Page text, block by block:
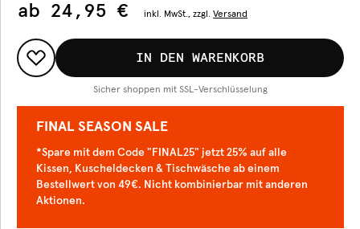
ab 24,95 € inkl. MwSt., zzgl. Versand
IN DEN WARENKORB
Sicher shoppen mit SSL-Verschlüsselung
FINAL SEASON SALE
*Spare mit dem Code "FINAL25" jetzt 25% auf alle
Kissen, Kuscheldecken & Tischwäsche ab einem
Bestellwert von 49€. Nicht kombinierbar mit anderen
Aktionen.